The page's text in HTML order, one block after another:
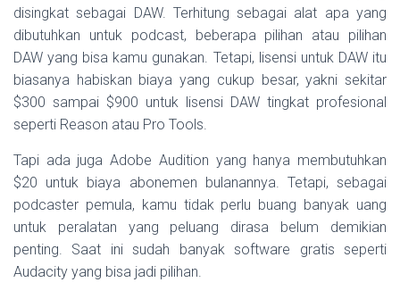
disingkat sebagai DAW. Terhitung sebagai alat apa yang
dibutuhkan untuk podcast, beberapa pilihan atau pilihan
DAW yang bisa kamu gunakan. Tetapi, lisensi untuk DAW itu
biasanya habiskan biaya yang cukup besar, yakni sekitar
$300 sampai $900 untuk lisensi DAW tingkat profesional
seperti Reason atau Pro Tools.
Tapi ada juga Adobe Audition yang hanya membutuhkan
$20 untuk biaya abonemen bulanannya. Tetapi, sebagai
podcaster pemula, kamu tidak perlu buang banyak uang
untuk peralatan yang peluang dirasa belum demikian
penting. Saat ini sudah banyak software gratis seperti
Audacity yang bisa jadi pilihan.